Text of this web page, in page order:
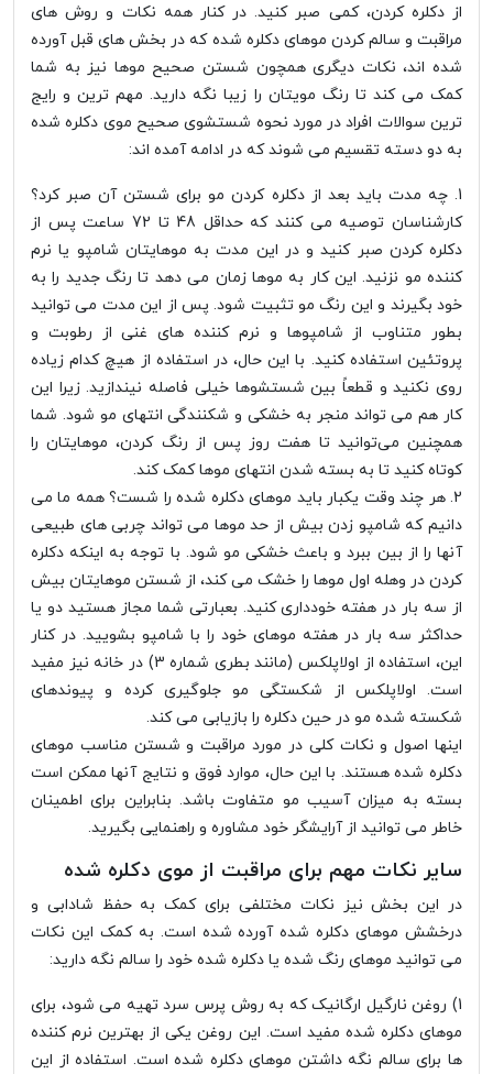
از دکلره کردن، کمی صبر کنید. در کنار همه نکات و روش های
مراقبت و سالم کردن موهای دکلره شده که در بخش های قبل آورده
شده اند، نکات دیگری همچون شستن صحیح موها نیز به شما
کمک می کند تا رنگ مویتان را زیبا نگه دارید. مهم ترین و رایج
ترین سوالات افراد در مورد نحوه شستشوی صحیح موی دکلره شده
به دو دسته تقسیم می شوند که در ادامه آمده اند:
1. چه مدت باید بعد از دکلره کردن مو برای شستن آن صبر کرد؟
کارشناسان توصیه می کنند که حداقل 48 تا 72 ساعت پس از
دکلره کردن صبر کنید و در این مدت به موهایتان شامپو یا نرم
کننده مو نزنید. این کار به موها زمان می دهد تا رنگ جدید را به
خود بگیرند و این رنگ مو تثبیت شود. پس از این مدت می توانید
بطور متناوب از شامپوها و نرم کننده های غنی از رطوبت و
پروتئین استفاده کنید. با این حال، در استفاده از هیچ کدام زیاده
روی نکنید و قطعاً بین شستشوها خیلی فاصله نیندازید. زیرا این
کار هم می تواند منجر به خشکی و شکنندگی انتهای مو شود. شما
همچنین می‌توانید تا هفت روز پس از رنگ کردن، موهایتان را
کوتاه کنید تا به بسته شدن انتهای موها کمک کند.
2. هر چند وقت یکبار باید موهای دکلره شده را شست؟ همه ما می
دانیم که شامپو زدن بیش از حد موها می تواند چربی های طبیعی
آنها را از بین ببرد و باعث خشکی مو شود. با توجه به اینکه دکلره
کردن در وهله اول موها را خشک می کند، از شستن موهایتان بیش
از سه بار در هفته خودداری کنید. بعبارتی شما مجاز هستید دو یا
حداکثر سه بار در هفته موهای خود را با شامپو بشویید. در کنار
این، استفاده از اولاپلکس (مانند بطری شماره 3) در خانه نیز مفید
است. اولاپلکس از شکستگی مو جلوگیری کرده و پیوندهای
شکسته شده مو در حین دکلره را بازیابی می کند.
اینها اصول و نکات کلی در مورد مراقبت و شستن مناسب موهای
دکلره شده هستند. با این حال، موارد فوق و نتایج آنها ممکن است
بسته به میزان آسیب مو متفاوت باشد. بنابراین برای اطمینان
خاطر می توانید از آرایشگر خود مشاوره و راهنمایی بگیرید.
سایر نکات مهم برای مراقبت از موی دکلره شده
در این بخش نیز نکات مختلفی برای کمک به حفظ شادابی و
درخشش موهای دکلره شده آورده شده است. به کمک این نکات
می توانید موهای رنگ شده یا دکلره شده خود را سالم نگه دارید:
1) روغن نارگیل ارگانیک که به روش پرس سرد تهیه می شود، برای
موهای دکلره شده مفید است. این روغن یکی از بهترین نرم کننده
ها برای سالم نگه داشتن موهای دکلره شده است. استفاده از این